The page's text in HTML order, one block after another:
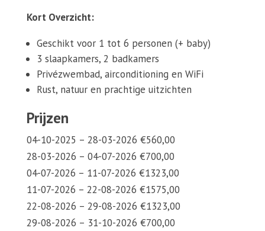
Kort Overzicht:
Geschikt voor 1 tot 6 personen (+ baby)
3 slaapkamers, 2 badkamers
Privézwembad, airconditioning en WiFi
Rust, natuur en prachtige uitzichten
Prijzen
04-10-2025 – 28-03-2026 €560,00
28-03-2026 – 04-07-2026 €700,00
04-07-2026 – 11-07-2026 €1323,00
11-07-2026 – 22-08-2026 €1575,00
22-08-2026 – 29-08-2026 €1323,00
29-08-2026 – 31-10-2026 €700,00